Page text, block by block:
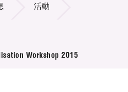
活動
Workshop 2015